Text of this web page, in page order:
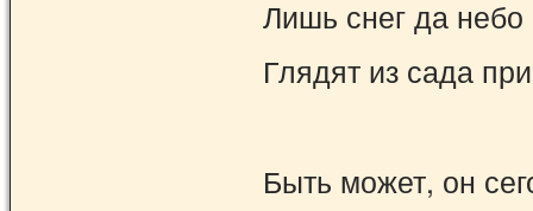
Лишь снег да
Глядят из сада
Быть может, он